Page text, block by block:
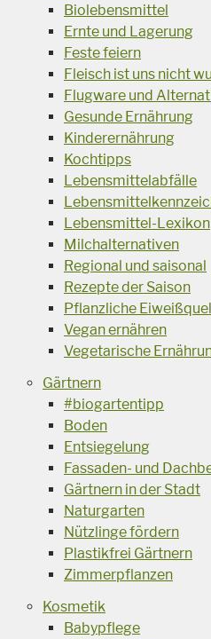
Biolebensmittel
Ernte und Lagerung
Feste feiern
Fleisch ist uns nicht
Flugware und
Gesunde Ernährung
Kinderernährung
Kochtipps
Lebensmittelabfälle
Lebensmittel-Lexikon
Milchalternativen
Regional und saisonal
Rezepte der Saison
Pflanzliche
Vegan ernähren
Vegetarische
Gärtnern
#biogartentipp
Boden
Entsiegelung
Fassaden- und
Gärtnern in der Stadt
Naturgarten
Nützlinge fördern
Plastikfrei Gärtnern
Zimmerpflanzen
Kosmetik
Babypflege